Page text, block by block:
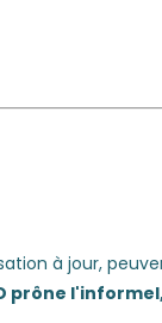
à jour,
prône